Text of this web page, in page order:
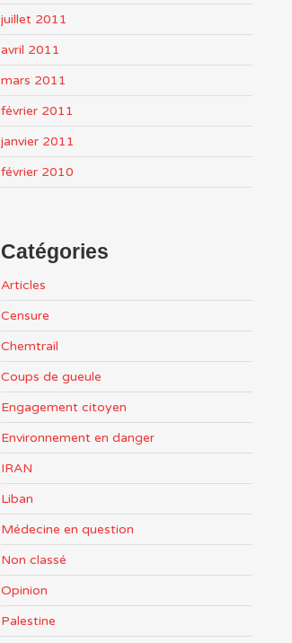
juillet 2011
avril 2011
mars 2011
février 2011
janvier 2011
février 2010
Catégories
Articles
Censure
Chemtrail
Coups de gueule
Engagement citoyen
Environnement en danger
IRAN
Liban
Médecine en question
Non classé
Opinion
Palestine